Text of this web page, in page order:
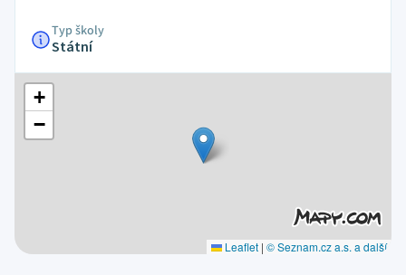
Typ školy
Státní
+
−
Leaflet | © Seznam.cz a.s. a další